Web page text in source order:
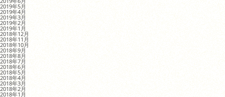
2019年5月
2019年4月
2019年3月
2019年2月
2019年1月
2018年12月
2018年11月
2018年10月
2018年9月
2018年8月
2018年7月
2018年6月
2018年5月
2018年4月
2018年3月
2018年2月
2018年1月